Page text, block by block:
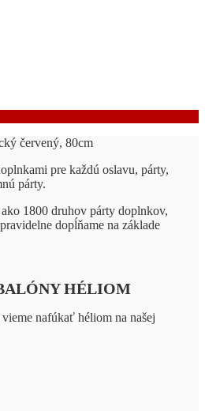
pre každú oslavu, párty,
párty.
1800 druhov párty doplnkov,
dopĺňame na základe
HÉLIOM
nafúkať héliom na našej